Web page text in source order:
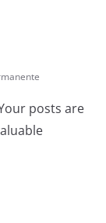
posts are